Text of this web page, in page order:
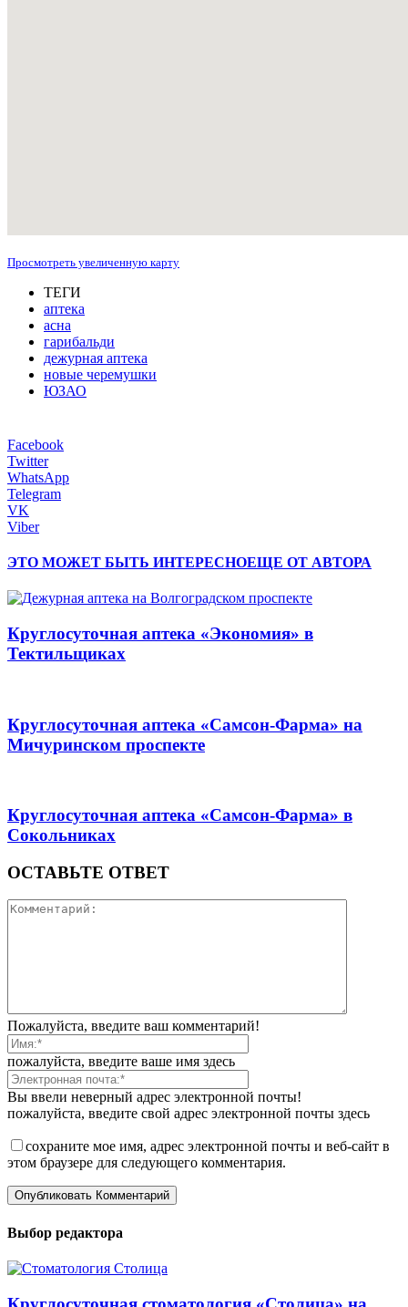
Просмотреть увеличенную карту
ТЕГИ
аптека
асна
гарибальди
дежурная аптека
новые черемушки
ЮЗАО
Facebook
Twitter
WhatsApp
Telegram
VK
Viber
ЭТО МОЖЕТ БЫТЬ ИНТЕРЕСНОЕЩЕ ОТ АВТОРА
Круглосуточная аптека «Экономия» в
Тектильщиках
Круглосуточная аптека «Самсон-Фарма» на
Мичуринском проспекте
Круглосуточная аптека «Самсон-Фарма» в
Сокольниках
ОСТАВЬТЕ ОТВЕТ
Пожалуйста, введите ваш комментарий!
пожалуйста, введите ваше имя здесь
Вы ввели неверный адрес электронной почты!
пожалуйста, введите свой адрес электронной почты здесь
сохраните мое имя, адрес электронной почты и веб-сайт в
этом браузере для следующего комментария.
Выбор редактора